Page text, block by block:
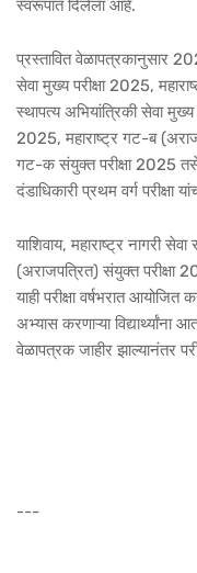
स्वरूपात दिलेला आहे.
प्रस्तावित वेळापत्रकानुसार
सेवा मुख्य परीक्षा 2025,
स्थापत्य अभियांत्रिकी सेवा मुख्य
2025, महाराष्ट्र गट-ब
गट-क संयुक्त परीक्षा 2025
दंडाधिकारी प्रथम वर्ग परीक्षा
याशिवाय, महाराष्ट्र नागरी
(अराजपत्रित) संयुक्त परीक्षा
याही परीक्षा वर्षभरात आयोजित
अभ्यास करणाऱ्या
वेळापत्रक जाहीर झाल्यानंतर
---